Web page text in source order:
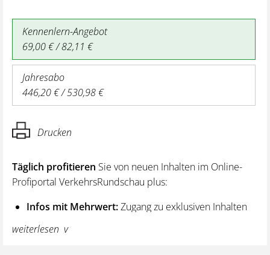
Kennenlern-Angebot
69,00 € / 82,11 €
Jahresabo
446,20 € / 530,98 €
Drucken
Täglich profitieren Sie von neuen Inhalten im Online-
Profiportal VerkehrsRundschau plus:
Infos mit Mehrwert:Zugang zu exklusiven Inhalten
und Hintergrundwissen – von aktuellen Regelungen
wie z. B. bei den Lenk- und Ruhezeiten,
weiterlesen